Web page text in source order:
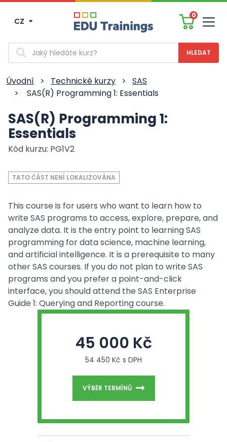
CZ
0
Vyhledávání
Úvodní > Technické kurzy >
SAS
>
SAS(R) Programming 1: Essentials
SAS(R) Programming 1:
Essentials
Kód kurzu: PG1V2
TATO ČÁST NENÍ LOKALIZOVÁNA
This course is for users who want to learn how to
write SAS programs to access, explore, prepare, and
analyze data. It is the entry point to learning SAS
programming for data science, machine learning,
and artificial intelligence. It is a prerequisite to many
other SAS courses. If you do not plan to write SAS
programs and you prefer a point-and-click
interface, you should attend the SAS Enterprise
Guide 1: Querying and Reporting course.
45 000 Kč
54 450 Kč s DPH
VÝBĚR TERMÍNŮ